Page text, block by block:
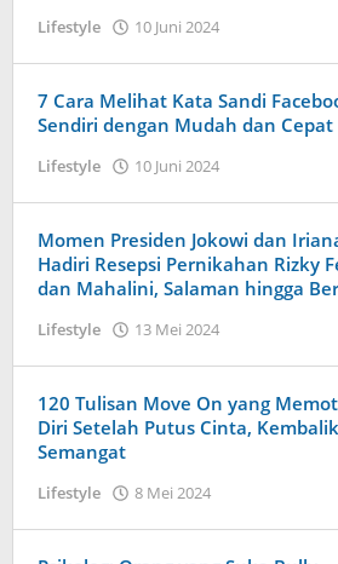
Lifestyle 10 Juni 2024
Satu
7 Cara Melihat Kata Sandi
Sendiri dengan Mudah dan Cepat
Lifestyle 10 Juni 2024
Satu
Momen Presiden Jokowi dan
Hadiri Resepsi Pernikahan Rizky
dan Mahalini, Salaman hingga
Lifestyle 13 Mei 2024
Dua
120 Tulisan Move On yang
Diri Setelah Putus Cinta,
Semangat
Lifestyle 8 Mei 2024
Dua